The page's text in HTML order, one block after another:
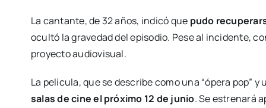
La cantante, de 32 años, indicó que pudo
ocultó la gravedad del episodio. Pese al incidente,
proyecto audiovisual.
La película, que se describe como una “ópera pop”
salas de cine el próximo 12 de junio. Se estrenará